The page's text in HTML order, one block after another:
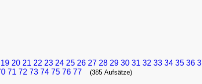
19 20 21 22 23 24 25 26 27 28 29 30 31 32 33 34 35 36
71 72 73 74 75 76 77 (385 Aufsätze)